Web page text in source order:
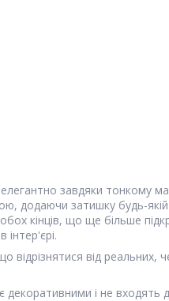
завдяки тонкому
додаючи затишку будь-
кінців, що ще більше
від реальних,
декоративними і не входять